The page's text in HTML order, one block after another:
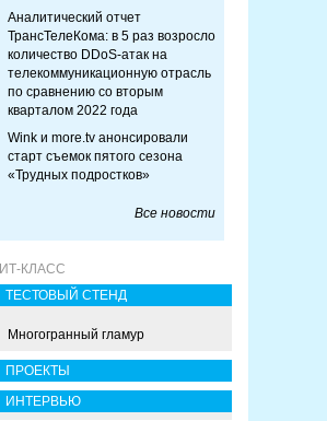
Аналитический отчет
ТрансТелеКома: в 5 раз возросло
количество DDoS-атак на
телекоммуникационную отрасль
по сравнению со вторым
кварталом 2022 года
Wink и more.tv анонсировали
старт съемок пятого сезона
«Трудных подростков»
Все новости
ИТ-КЛАСС
ТЕСТОВЫЙ СТЕНД
Многогранный гламур
ПРОЕКТЫ
ИНТЕРВЬЮ